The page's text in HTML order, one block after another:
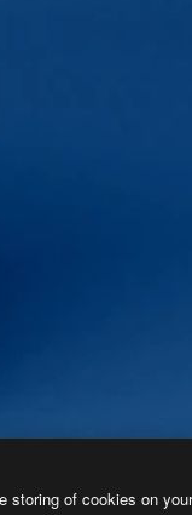
storing of cookies on